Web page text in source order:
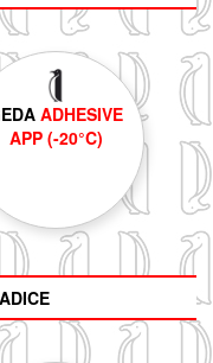
ADHESIVE
APP (-20°C)